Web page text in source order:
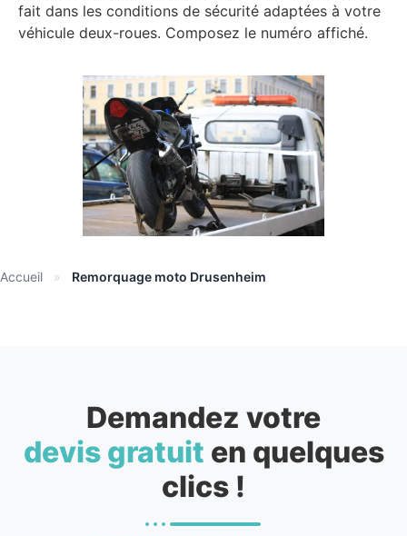
fait dans les conditions de sécurité adaptées à votre
véhicule deux-roues. Composez le numéro affiché.
Accueil » Remorquage moto Drusenheim
Demandez votre
devis gratuit en quelques
clics !